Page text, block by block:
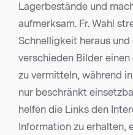
Lagerbestände und
aufmerksam. Fr. Wahl
Schnelligkeit heraus
verschieden Bilder
zu vermitteln, während
nur beschränkt
helfen die Links den
Information zu erhalten,